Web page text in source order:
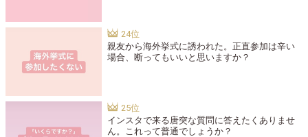
親友から海外挙式に誘われた。正直参加は辛い
場合、断ってもいいと思いますか？
インスタで来る唐突な質問に答えたくありませ
ん。これって普通でしょうか？